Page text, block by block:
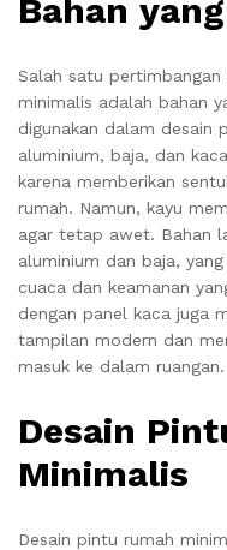
Bahan
Salah satu
minimalis adalah bahan
digunakan dalam desain
aluminium, baja, dan
karena memberikan
rumah. Namun, kayu
agar tetap awet. Bahan
aluminium dan baja,
cuaca dan keamanan
dengan panel kaca juga
tampilan modern dan
masuk ke dalam ruangan.
Desain
Minimalis
Desain pintu rumah